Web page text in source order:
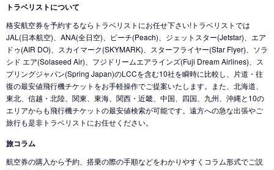
トラベリストについて
格安航空券を予約するならトラベリストにお任せ下さい!トラベリストでは
JAL(日本航空)、ANA(全日空)、ピーチ(Peach)、ジェットスター(Jetstar)、エア
ドゥ(AIR DO)、スカイマーク(SKYMARK)、スターフライヤー(Star Flyer)、ソラ
シド エア(Solaseed Air)、フジドリームエアラインズ(Fuji Dream Airlines)、ス
プリングジャパン(Spring Japan)のLCCを含む10社を瞬時に比較し、片道・往
復の最安値飛行機チケットをお手軽操作でご提案いたします。また、北海道、
東北、信越・北陸、関東、東海、関西・近畿、中国、四国、九州、沖縄と10の
エリアからも飛行機チケットの最安値検索が可能です。遠方への急な出張やご
旅行も是非トラベリストにお任せください。
旅コラム
航空券の購入から予約、搭乗の際の手順などをわかりやすくコラム形式でご説